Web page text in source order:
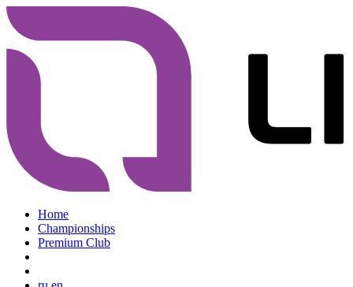
Home
Championships
Premium Club